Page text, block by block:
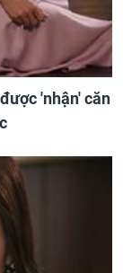
'nhận' căn